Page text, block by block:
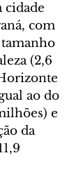
cidade
com
tamanho
(2,6
ao do
e
da